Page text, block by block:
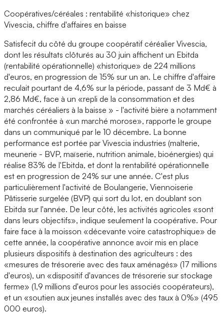
Coopératives/céréales : rentabilité «historique» chez
Vivescia, chiffre d'affaires en baisse
Satisfecit du côté du groupe coopératif céréalier Vivescia,
dont les résultats clôturés au 30 juin affichent un Ebitda
(rentabilité opérationnelle) «historique» de 224 millions
d'euros, en progression de 15% sur un an. Le chiffre d'affaire
reculait pourtant de 4,6% sur la période, passant de 3 Md€ à
2,86 Md€, face à un «repli de la consommation et des
marchés céréaliers à la baisse » - l'activité bière a notamment
été confrontée à «un marché morose», rapporte le groupe
dans un communiqué par le 10 décembre. La bonne
performance est portée par Vivescia industries (malterie,
meunerie - BVP, maïserie, nutrition animale, bioénergies) qui
réalise 83% de l'Ebitda, et dont la rentabilité opérationnelle
est en progression de 24% sur une année. C'est plus
particulièrement l'activité de Boulangerie, Viennoiserie
Pâtisserie surgelée (BVP) qui sort du lot, en doublant son
Ebitda sur l'année. De leur côté, les activités agricoles «sont
dans leurs objectifs», indique seulement la coopérative. Pour
faire face à la moisson «décevante voire catastrophique» de
cette année, la coopérative annonce avoir mis en place
plusieurs dispositifs à destination des agriculteurs : des
«mesures de trésorerie avec des taux aménagés» (17 millions
d'euros), un «dispositif d'avances de trésorerie sur stockage
ferme» (1,9 millions d'euros pour les associés coopérateurs),
et un «soutien aux jeunes installés avec des taux à 0%» (495
000 euros).